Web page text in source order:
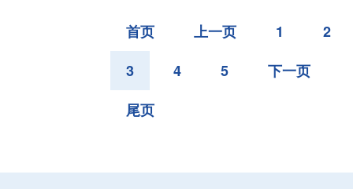
首页 上一页 1
2
3
4 5
下一页
尾页